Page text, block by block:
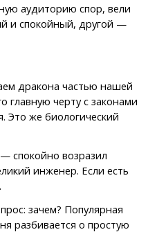
аудиторию спор, вели
и спокойный, другой —
дракона частью нашей
главную черту с законами
Это же биологический
спокойно возразил
инженер. Если есть
зачем? Популярная
разбивается о простую